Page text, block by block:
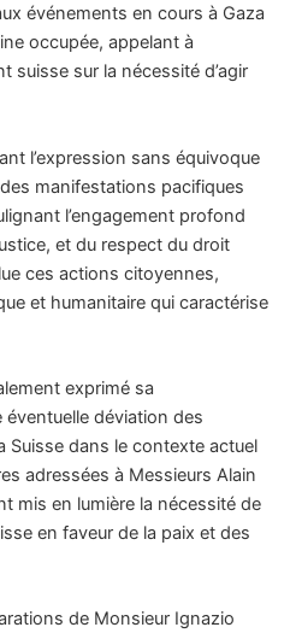
événements en cours à Gaza
occupée, appelant à
suisse sur la nécessité d’agir
l’expression sans équivoque
manifestations pacifiques
l’engagement profond
et du respect du droit
ces actions citoyennes,
et humanitaire qui caractérise
exprimé sa
déviation des
Suisse dans le contexte actuel
adressées à Messieurs Alain
mis en lumière la nécessité de
en faveur de la paix et des
de Monsieur Ignazio